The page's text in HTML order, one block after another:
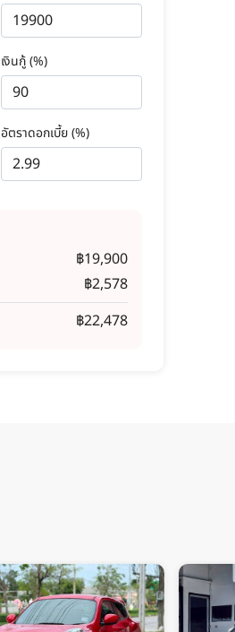
เงินกู้ (%)
อัตราดอกเบี้ย (%)
฿19,900
฿2,578
฿22,478